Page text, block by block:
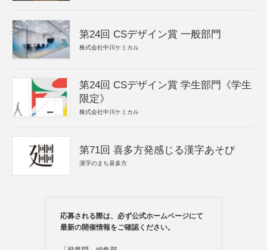
第24回 CSデザイン賞 一般部門
株式会社中川ケミカル
第24回 CSデザイン賞 学生部門《学生
限定》
株式会社中川ケミカル
第71回 喜多方発感じる漢字あそび
漢字のまち喜多方
応募される際は、必ず公式ホームページにて
最新の開催情報をご確認ください。